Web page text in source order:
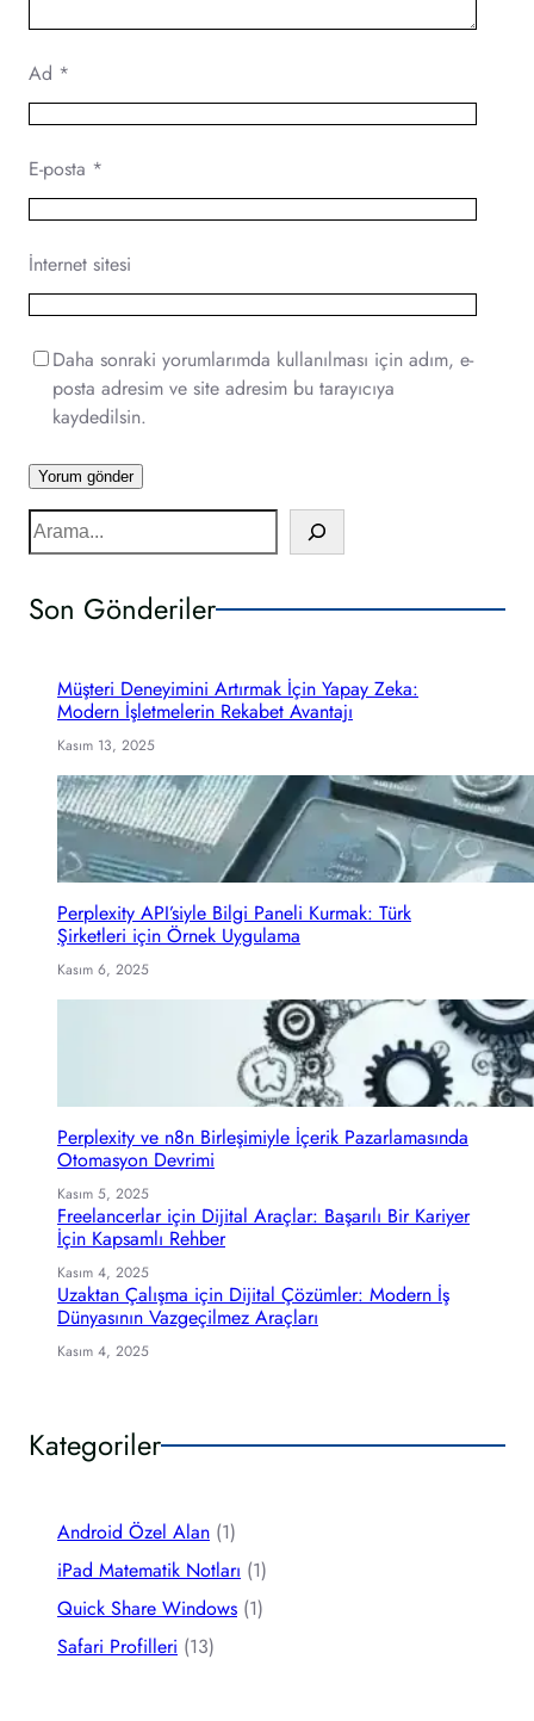
Ad *
E-posta *
İnternet sitesi
Daha sonraki yorumlarımda kullanılması için adım, e-
posta adresim ve site adresim bu tarayıcıya
kaydedilsin.
S
e
rSon Gönderiler
Müşteri Deneyimini Artırmak İçin Yapay Zeka:
Modern İşletmelerin Rekabet Avantajı
Kasım 13, 2025
Perplexity API’siyle Bilgi Paneli Kurmak: Türk
Şirketleri için Örnek Uygulama
Kasım 6, 2025
Perplexity ve n8n Birleşimiyle İçerik Pazarlamasında
Otomasyon Devrimi
Kasım 5, 2025
Freelancerlar için Dijital Araçlar: Başarılı Bir Kariyer
İçin Kapsamlı Rehber
Kasım 4, 2025
Uzaktan Çalışma için Dijital Çözümler: Modern İş
Dünyasının Vazgeçilmez Araçları
Kasım 4, 2025
Kategoriler
Android Özel Alan (1)
iPad Matematik Notları (1)
Quick Share Windows (1)
Safari Profilleri (13)